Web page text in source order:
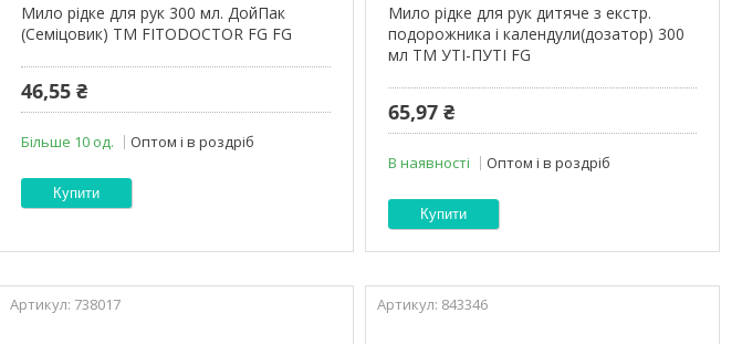
Мило рідке для рук 300 мл. ДойПак
(Семіцовик) ТМ FITODOCTOR FG FG
46,55 ₴
Більше 10 од. Оптом і в роздріб
Купити
Мило рідке для рук дитяче з екстр.
подорожника і календули(дозатор) 300
мл ТМ УТІ-ПУТІ FG
65,97 ₴
В наявності Оптом і в роздріб
Купити
738017 843346